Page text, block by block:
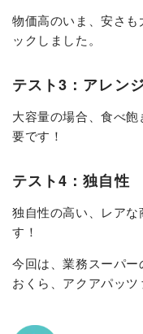
物価高のいま、安さ
ックしました。
テスト3：アレン
大容量の場合、食べ
要です！
テスト4：独自性
独自性の高い、レア
す！
今回は、業務スーパ
おくら、アクアパッツ